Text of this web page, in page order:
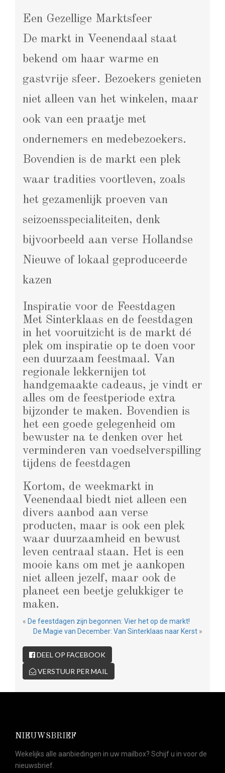
Een Gezellige Marktsfeer
De markt in Veenendaal staat
bekend om haar warme en
gastvrije sfeer. Bezoekers genieten
niet alleen van het winkelen, maar
ook van een praatje met
ondernemers en medebezoekers.
Bovendien is de markt een plek
waar tradities voortleven, zoals
het gezamenlijk proeven van
seizoensspecialiteiten, denk
bijvoorbeeld aan verse Hollandse
Nieuwe of lokaal geproduceerde
kazen​
Inspiratie voor de Feestdagen
Met Sinterklaas en de feestdagen
in het vooruitzicht is de markt dé
plek om inspiratie op te doen voor
een duurzaam feestmaal. Van
regionale lekkernijen tot
handgemaakte cadeaus, je vindt er
alles om de feestperiode extra
bijzonder te maken. Bovendien is
het een goede gelegenheid om
bewuster na te denken over het
verminderen van voedselverspilling
tijdens de feestdagen​
Kortom, de weekmarkt in
Veenendaal biedt niet alleen een
divers aanbod aan verse
producten, maar is ook een plek
waar duurzaamheid en bewust
leven centraal staan. Het is een
mooie kans om met je aankopen
niet alleen jezelf, maar ook de
planeet een beetje gelukkiger te
maken.
« De feestdagen zijn begonnen: Vier het op de markt!
De Magie van December: Van Sinterklaas naar Kerst »
DEEL OP FACEBOOK
VERSTUUR PER MAIL
NIEUWSBRIEF
Wekelijks alle aanbiedingen in uw mailbox? Schijf u in voor de
nieuwsbrief.